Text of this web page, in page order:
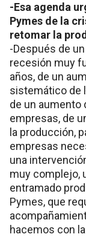
-Esa agenda
Pymes de la
retomar la
-Después de
recesión muy
años, de un
sistemático de
de un aumento
empresas, de
la producción,
empresas
una
muy complejo,
entramado
Pymes, que
hacemos con